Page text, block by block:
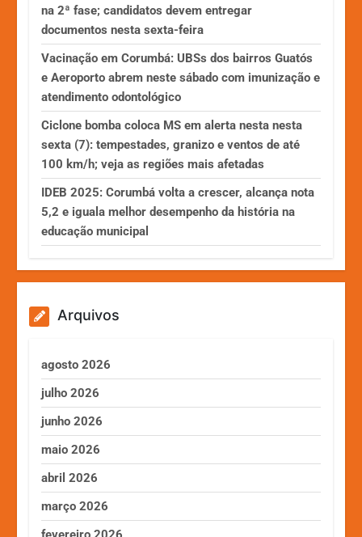
na 2ª fase; candidatos devem entregar
documentos nesta sexta-feira
Vacinação em Corumbá: UBSs dos bairros Guatós
e Aeroporto abrem neste sábado com imunização e
atendimento odontológico
Ciclone bomba coloca MS em alerta nesta nesta
sexta (7): tempestades, granizo e ventos de até
100 km/h; veja as regiões mais afetadas
IDEB 2025: Corumbá volta a crescer, alcança nota
5,2 e iguala melhor desempenho da história na
educação municipal
Arquivos
agosto 2026
julho 2026
junho 2026
maio 2026
abril 2026
março 2026